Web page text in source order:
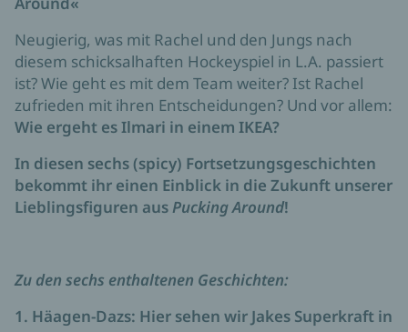
Neugierig, was mit Rachel und den Jungs nach
diesem schicksalhaften Hockeyspiel in L.A. passiert
ist? Wie geht es mit dem Team weiter? Ist Rachel
zufrieden mit ihren Entscheidungen? Und vor allem:
Wie ergeht es Ilmari in einem IKEA?
In diesen sechs (spicy) Fortsetzungsgeschichten
bekommt ihr einen Einblick in die Zukunft unserer
Lieblingsfiguren ausPucking Around!
Zu den sechs enthaltenen Geschichten:
1. Häagen-Dazs: Hier sehen wir Jakes Superkraft in